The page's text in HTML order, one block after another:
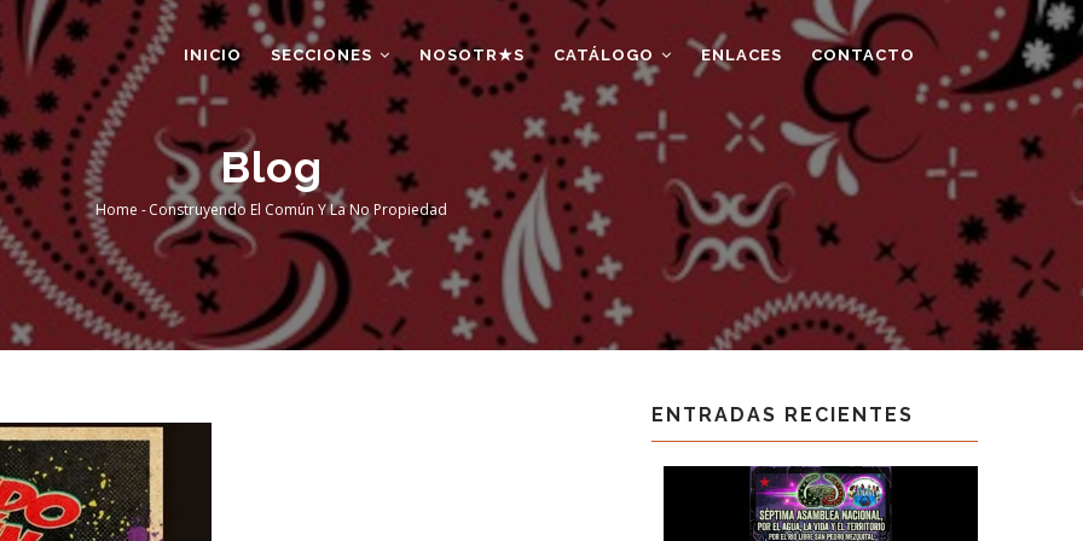
INICIO SECCIONES NOSOTR★S CATÁLOGO ENLACES CONTACTO
Blog
Breadcrumb
Home - Construyendo El Común Y La No Propiedad
ENTRADAS RECIENTES